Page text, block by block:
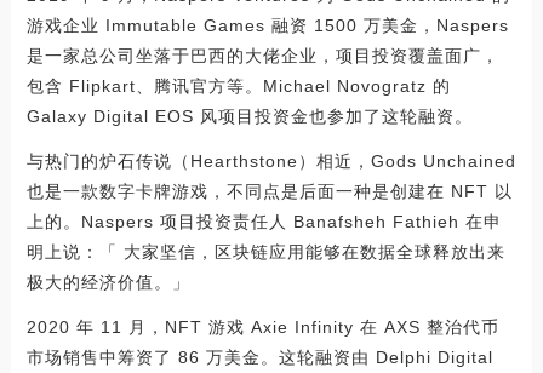
游戏企业 Immutable Games 融资 1500 万美金，Naspers
是一家总公司坐落于巴西的大佬企业，项目投资覆盖面广，
包含 Flipkart、腾讯官方等。Michael Novogratz 的
Galaxy Digital EOS 风项目投资金也参加了这轮融资。
与热门的炉石传说（Hearthstone）相近，Gods Unchained
也是一款数字卡牌游戏，不同点是后面一种是创建在 NFT 以
上的。Naspers 项目投资责任人 Banafsheh Fathieh 在申
明上说：「 大家坚信，区块链应用能够在数据全球释放出来
极大的经济价值。」
2020 年 11 月，NFT 游戏 Axie Infinity 在 AXS 整治代币
市场销售中筹资了 86 万美金。这轮融资由 Delphi Digital